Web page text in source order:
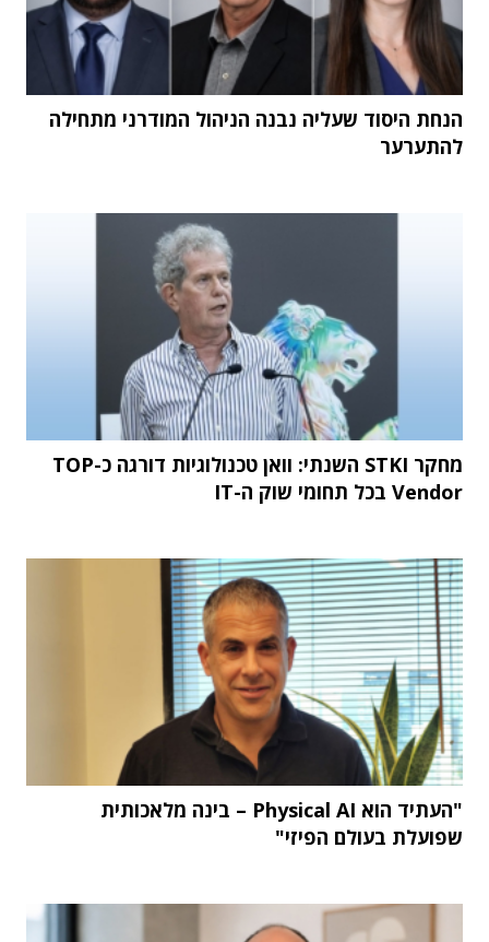
הנחת היסוד שעליה נבנה הניהול המודרני מתחילה
להתערער
מחקר STKI השנתי: וואן טכנולוגיות דורגה כ-TOP
Vendor בכל תחומי שוק ה-IT
"העתיד הוא Physical AI – בינה מלאכותית
שפועלת בעולם הפיזי"